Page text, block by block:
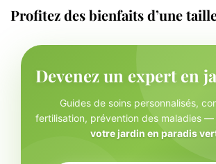
Profitez des bienfaits d’une
Devenez un expert en
Guides de soins personnalisés,
fertilisation, prévention des maladies —
votre jardin en paradis